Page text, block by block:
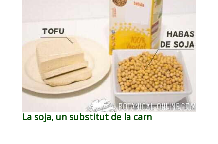
La soja, un substitut de la carn